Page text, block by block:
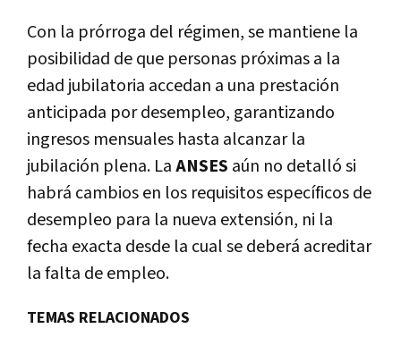
Con la prórroga del régimen, se mantiene la
posibilidad de que personas próximas a la
edad jubilatoria accedan a una prestación
anticipada por desempleo, garantizando
ingresos mensuales hasta alcanzar la
jubilación plena. LaANSES aún no detalló si
habrá cambios en los requisitos específicos de
desempleo para la nueva extensión, ni la
fecha exacta desde la cual se deberá acreditar
la falta de empleo.
TEMAS RELACIONADOS